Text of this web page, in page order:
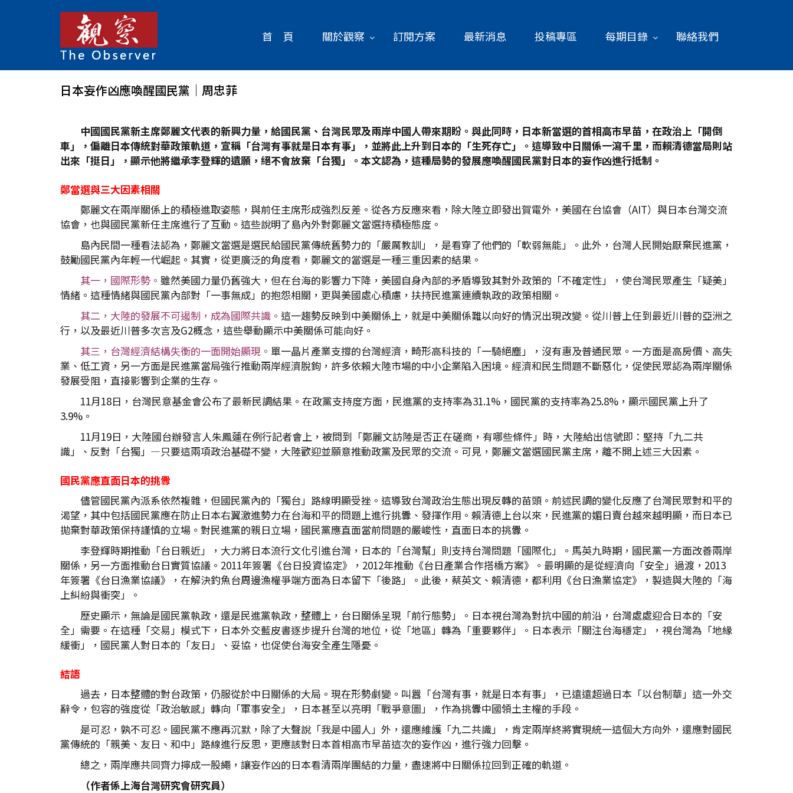
首 頁 關於觀察 訂閱方案 最新消息 投稿專區 每期目錄 聯絡我們
日本妄作凶應喚醒國民黨│周忠菲
中國國民黨新主席鄭麗文代表的新興力量，給國民黨、台灣民眾及兩岸中國人帶來期盼。與此同時，日本新當選的首相高市早苗，在政治上「開倒
車」，偏離日本傳統對華政策軌道，宣稱「台灣有事就是日本有事」，並將此上升到日本的「生死存亡」。這導致中日關係一瀉千里，而賴清德當局則站
出來「挺日」，顯示他將繼承李登輝的遺願，絕不會放棄「台獨」。本文認為，這種局勢的發展應喚醒國民黨對日本的妄作凶進行抵制。
鄭當選與三大因素相關
鄭麗文在兩岸關係上的積極進取姿態，與前任主席形成強烈反差。從各方反應來看，除大陸立即發出賀電外，美國在台協會（AIT）與日本台灣交流
協會，也與國民黨新任主席進行了互動。這些說明了島內外對鄭麗文當選持積極態度。
島內民間一種看法認為，鄭麗文當選是選民給國民黨傳統舊勢力的「嚴厲教訓」，是看穿了他們的「軟弱無能」。此外，台灣人民開始厭棄民進黨，
鼓勵國民黨內年輕一代崛起。其實，從更廣泛的角度看，鄭麗文的當選是一種三重因素的結果。
其一，國際形勢。 雖然美國力量仍舊強大，但在台海的影響力下降，美國自身內部的矛盾導致其對外政策的「不確定性」，使台灣民眾產生「疑美」
情緒。這種情緒與國民黨內部對「一事無成」的抱怨相關，更與美國處心積慮，扶持民進黨連續執政的政策相關。
其二，大陸的發展不可遏制，成為國際共識。 這一趨勢反映到中美關係上，就是中美關係難以向好的情況出現改變。從川普上任到最近川普的亞洲之
行，以及最近川普多次言及G2概念，這些舉動顯示中美關係可能向好。
其三，台灣經濟結構失衡的一面開始顯現。 單一晶片產業支撐的台灣經濟，畸形高科技的「一騎絕塵」，沒有惠及普通民眾。一方面是高房價、高失
業、低工資，另一方面是民進黨當局強行推動兩岸經濟脫鉤，許多依賴大陸市場的中小企業陷入困境。經濟和民生問題不斷惡化，促使民眾認為兩岸關係
發展受阻，直接影響到企業的生存。
11月18日，台灣民意基金會公布了最新民調結果。在政黨支持度方面，民進黨的支持率為31.1%，國民黨的支持率為25.8%，顯示國民黨上升了
3.9%。
11月19日，大陸國台辦發言人朱鳳蓮在例行記者會上，被問到「鄭麗文訪陸是否正在磋商，有哪些條件」時，大陸給出信號即：堅持「九二共
識」、反對「台獨」—只要這兩項政治基礎不變，大陸歡迎並願意推動政黨及民眾的交流。可見，鄭麗文當選國民黨主席，離不開上述三大因素。
國民黨應直面日本的挑釁
儘管國民黨內派系依然複雜，但國民黨內的「獨台」路線明顯受挫。這導致台灣政治生態出現反轉的苗頭。前述民調的變化反應了台灣民眾對和平的
渴望，其中包括國民黨應在防止日本右翼激進勢力在台海和平的問題上進行挑釁、發揮作用。賴清德上台以來，民進黨的媚日賣台越來越明顯，而日本已
拋棄對華政策保持謹慎的立場。對民進黨的親日立場，國民黨應直面當前問題的嚴峻性，直面日本的挑釁。
李登輝時期推動「台日親近」，大力將日本流行文化引進台灣，日本的「台灣幫」則支持台灣問題「國際化」。馬英九時期，國民黨一方面改善兩岸
關係，另一方面推動台日實質協議。2011年簽署《台日投資協定》，2012年推動《台日產業合作搭橋方案》。最明顯的是從經濟向「安全」過渡，2013
年簽署《台日漁業協議》，在解決釣魚台周邊漁權爭端方面為日本留下「後路」。此後，蔡英文、賴清德，都利用《台日漁業協定》，製造與大陸的「海
上糾紛與衝突」。
歷史顯示，無論是國民黨執政，還是民進黨執政，整體上，台日關係呈現「前行態勢」。日本視台灣為對抗中國的前沿，台灣處處迎合日本的「安
全」需要。在這種「交易」模式下，日本外交藍皮書逐步提升台灣的地位，從「地區」轉為「重要夥伴」。日本表示「關注台海穩定」，視台灣為「地緣
緩衝」，國民黨人對日本的「友日」、妥協，也促使台海安全產生隱憂。
結語
過去，日本整體的對台政策，仍服從於中日關係的大局。現在形勢劇變。叫囂「台灣有事，就是日本有事」，已遠遠超過日本「以台制華」這一外交
辭令，包容的強度從「政治敏感」轉向「軍事安全」，日本甚至以亮明「戰爭意圖」，作為挑釁中國領土主權的手段。
是可忍，孰不可忍。國民黨不應再沉默，除了大聲說「我是中國人」外，還應維護「九二共識」，肯定兩岸終將實現統一這個大方向外，還應對國民
黨傳統的「親美、友日、和中」路線進行反思，更應該對日本首相高市早苗這次的妄作凶，進行強力回擊。
總之，兩岸應共同齊力擰成一股繩，讓妄作凶的日本看清兩岸團結的力量，盡速將中日關係拉回到正確的軌道。
（作者係上海台灣研究會研究員）